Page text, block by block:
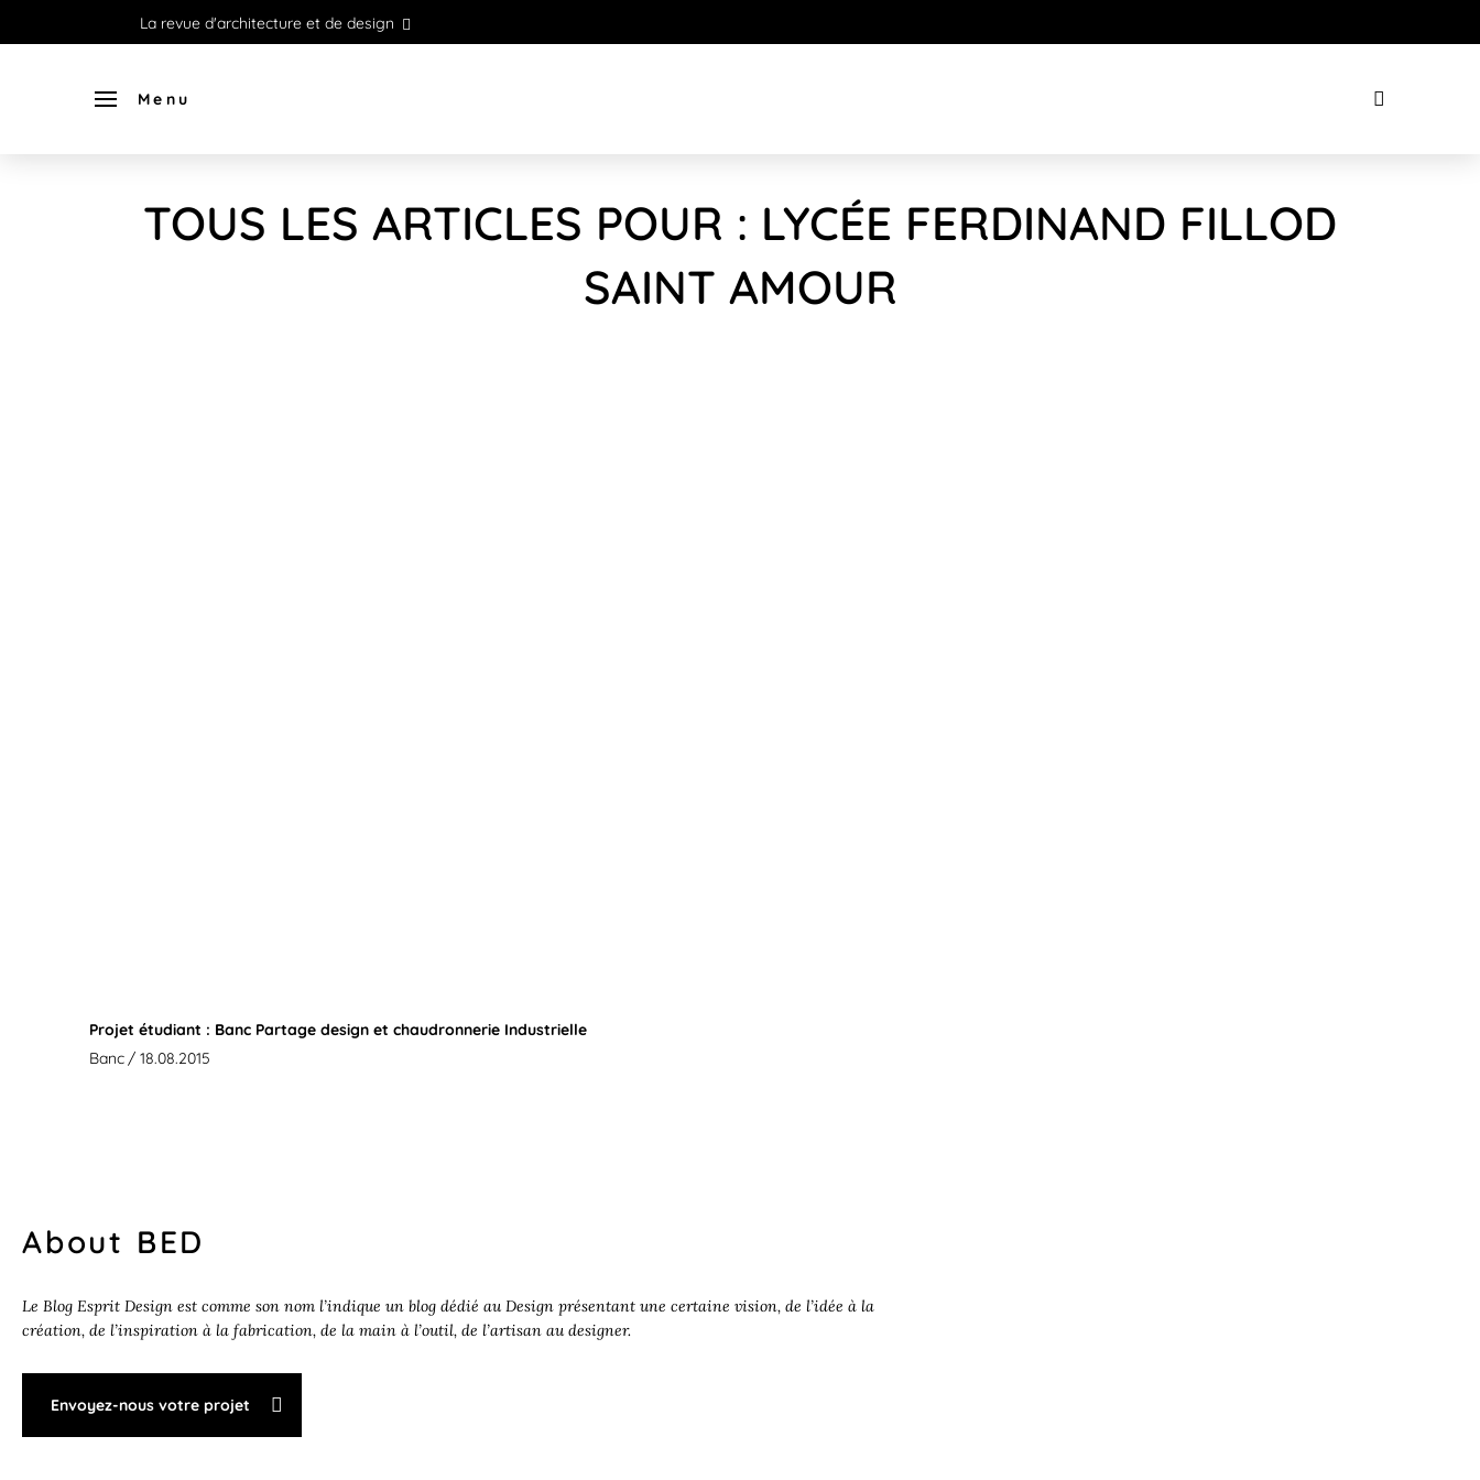
La revue d'architecture et de design
Menu
TOUS LES ARTICLES POUR : LYCÉE FERDINAND FILLOD
SAINT AMOUR
Projet étudiant : Banc Partage design et chaudronnerie Industrielle
Banc / 18.08.2015
About BED
Le Blog Esprit Design est comme son nom l’indique un blog dédié au Design présentant une certaine vision, de l’idée à la
création, de l’inspiration à la fabrication, de la main à l’outil, de l’artisan au designer.
Envoyez-nous votre projet